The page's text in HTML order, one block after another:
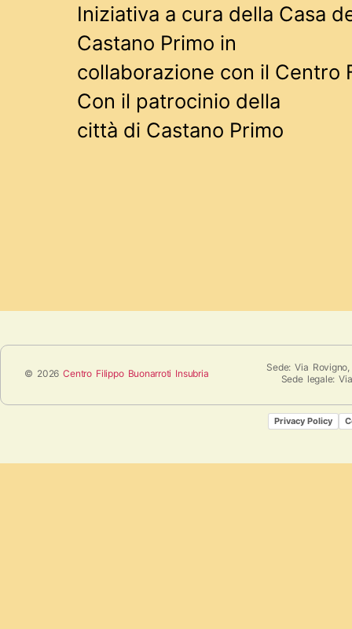
Iniziativa a cura della Casa
Castano Primo in
collaborazione con il Centro
Con il patrocinio della
città di Castano Primo
© 2026Centro Filippo Buonarroti Insubria
Sede: Via
Sede legale:
Privacy Policy